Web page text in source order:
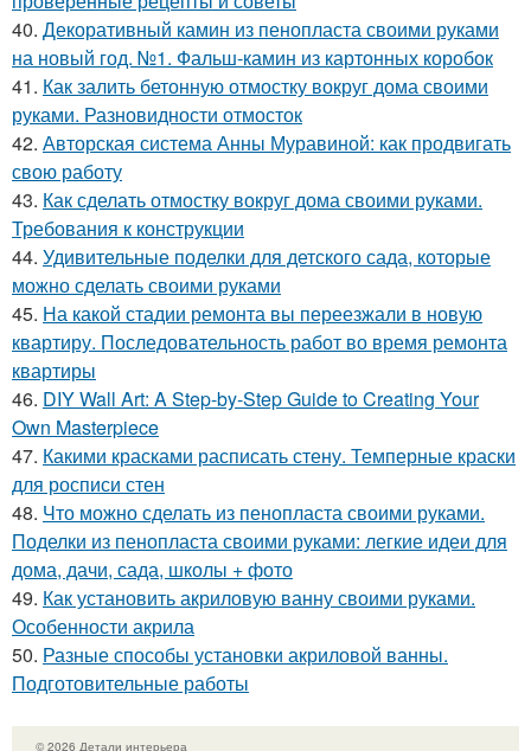
40. Декоративный камин из пенопласта своими руками
на новый год. №1. Фальш-камин из картонных коробок
41. Как залить бетонную отмостку вокруг дома своими
руками. Разновидности отмосток
42. Авторская система Анны Муравиной: как продвигать
свою работу
43. Как сделать отмостку вокруг дома своими руками.
Требования к конструкции
44. Удивительные поделки для детского сада, которые
можно сделать своими руками
45. На какой стадии ремонта вы переезжали в новую
квартиру. Последовательность работ во время ремонта
квартиры
46. DIY Wall Art: A Step-by-Step Guide to Creating Your
Own Masterpiece
47. Какими красками расписать стену. Темперные краски
для росписи стен
48. Что можно сделать из пенопласта своими руками.
Поделки из пенопласта своими руками: легкие идеи для
дома, дачи, сада, школы + фото
49. Как установить акриловую ванну своими руками.
Особенности акрила
50. Разные способы установки акриловой ванны.
Подготовительные работы
© 2026 Детали интерьера